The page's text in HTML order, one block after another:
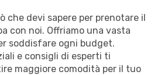
che devi sapere per prenotare il
con noi. Offriamo una vasta
soddisfare ogni budget.
e consigli di esperti ti
maggiore comodità per il tuo